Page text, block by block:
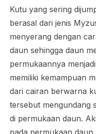
Kutu yang sering
berasal dari jenis
menyerang dengan
daun sehingga daun
permukaannya
memiliki kemampuan
dari cairan berwarna
tersebut mengundang
di permukaan daun.
pada permukaan daun.